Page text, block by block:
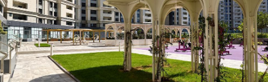
Избранное
0 объявлений
Сравнение
0 объявлений
Недвижимость Услуги